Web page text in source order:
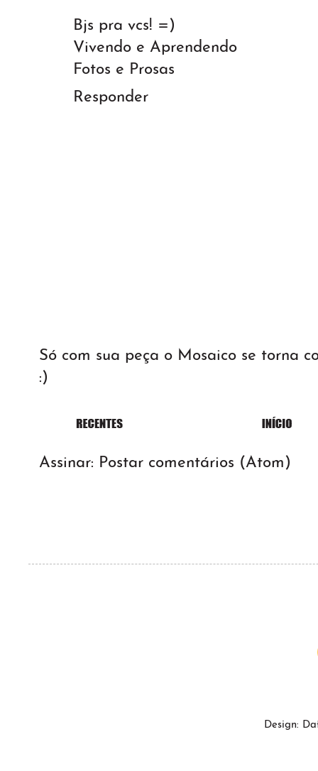
Bjs pra vcs! =)
Vivendo e Aprendendo
Fotos e Prosas
Responder
Só com sua peça o Mosaico se torna
:)
Assinar: Postar comentários (Atom)
Design: